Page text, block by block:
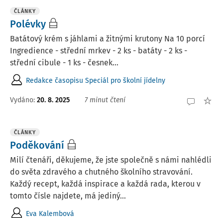
ČLÁNKY
Polévky
Batátový krém s jáhlami a žitnými krutony Na 10 porcí
Ingredience - střední mrkev - 2 ks - batáty - 2 ks -
střední cibule - 1 ks - česnek...
Redakce časopisu Speciál pro školní jídelny
Vydáno: 20. 8. 2025 7 minut čtení
ČLÁNKY
Poděkování
Milí čtenáři, děkujeme, že jste společně s námi nahlédli
do světa zdravého a chutného školního stravování.
Každý recept, každá inspirace a každá rada, kterou v
tomto čísle najdete, má jediný...
Eva Kalembová